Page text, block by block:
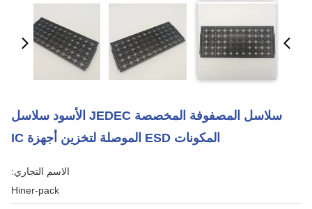
سلاسل المصفوفة المخصصة JEDEC الأسود سلاسل
المكونات ESD الموصلة لتخزين أجهزة IC
الاسم التجاري:
Hiner-pack